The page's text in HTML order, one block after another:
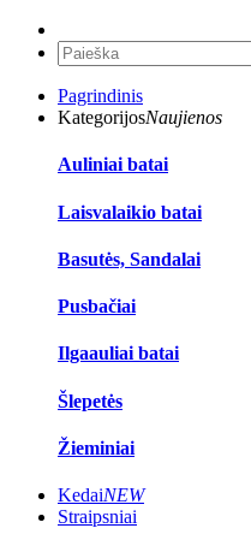
Pagrindinis
KategorijosNaujienos
Auliniai batai
Laisvalaikio batai
Basutės, Sandalai
Pusbačiai
Ilgaauliai batai
Šlepetės
Žieminiai
KedaiNEW
Straipsniai